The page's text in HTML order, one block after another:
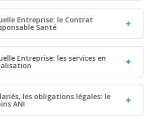
Entreprise: le Contrat
Santé
Entreprise: les services en
les obligations légales: le
ANI